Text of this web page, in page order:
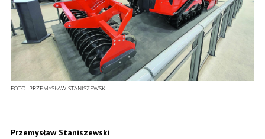
FOTO: PRZEMYSŁAW STANISZEWSKI
Przemysław Staniszewski